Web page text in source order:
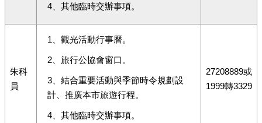
4、其他臨時交辦事項。
朱科
員
1、觀光活動行事曆。
2、旅行公協會窗口。
3、結合重要活動與季節時令規劃設
計、推廣本市旅遊行程。
4、其他臨時交辦事項。
27208889或
1999轉3329